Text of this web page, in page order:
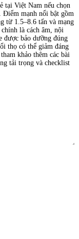
tại Việt Nam nếu chọn
Điểm mạnh nổi bật gồm
từ 1.5–8.6 tấn và mạng
là cách âm, nội
được bảo dưỡng đúng
thọ có thể giảm đáng
khảo thêm các bài
tải trọng và checklist